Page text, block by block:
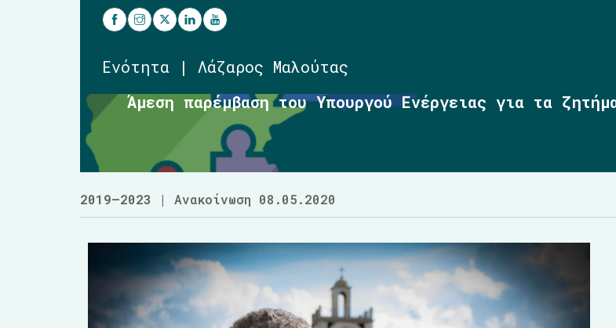
Ενότητα | Λάζαρος Μαλούτας
Άμεση παρέμβαση του Υπουργού Ενέργειας για τα
2019–2023 | Ανακοίνωση 08.05.2020